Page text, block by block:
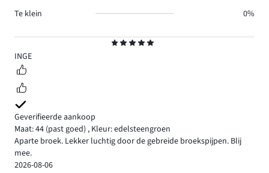
5
INGE
Geverifieerde aankoop
Maat: 44 (past goed) , Kleur: edelsteengroen
Aparte broek. Lekker luchtig door de gebreide broekspijpen. Blij
mee.
2026-08-06
Te klein
0%